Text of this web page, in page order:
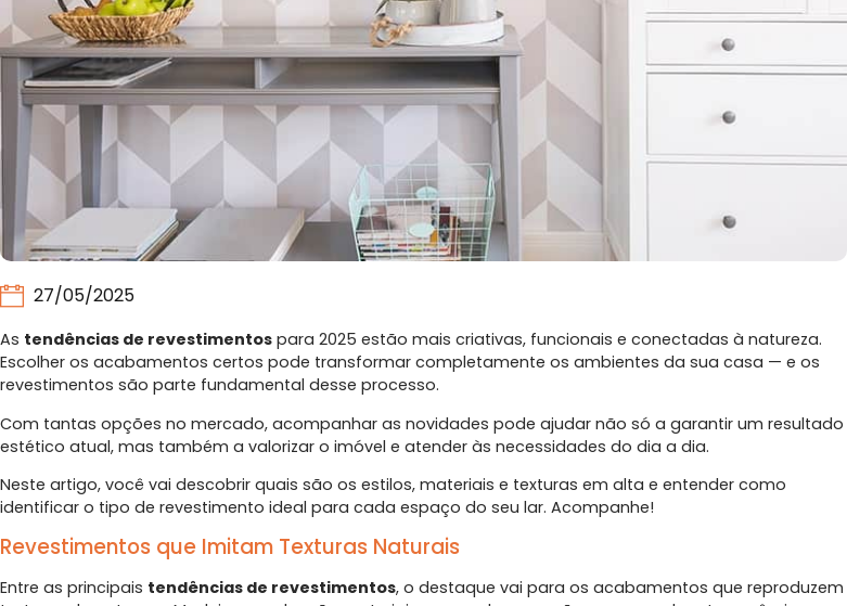
27/05/2025
As tendências de revestimentos para 2025 estão mais criativas, funcionais e conectadas à natureza.
Escolher os acabamentos certos pode transformar completamente os ambientes da sua casa — e os
revestimentos são parte fundamental desse processo.
Com tantas opções no mercado, acompanhar as novidades pode ajudar não só a garantir um resultado
estético atual, mas também a valorizar o imóvel e atender às necessidades do dia a dia.
Neste artigo, você vai descobrir quais são os estilos, materiais e texturas em alta e entender como
identificar o tipo de revestimento ideal para cada espaço do seu lar. Acompanhe!
Revestimentos que Imitam Texturas Naturais
Entre as principais tendências de revestimentos, o destaque vai para os acabamentos que reproduzem